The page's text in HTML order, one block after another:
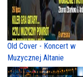
Old Cover - Koncert w
Muzycznej Altanie